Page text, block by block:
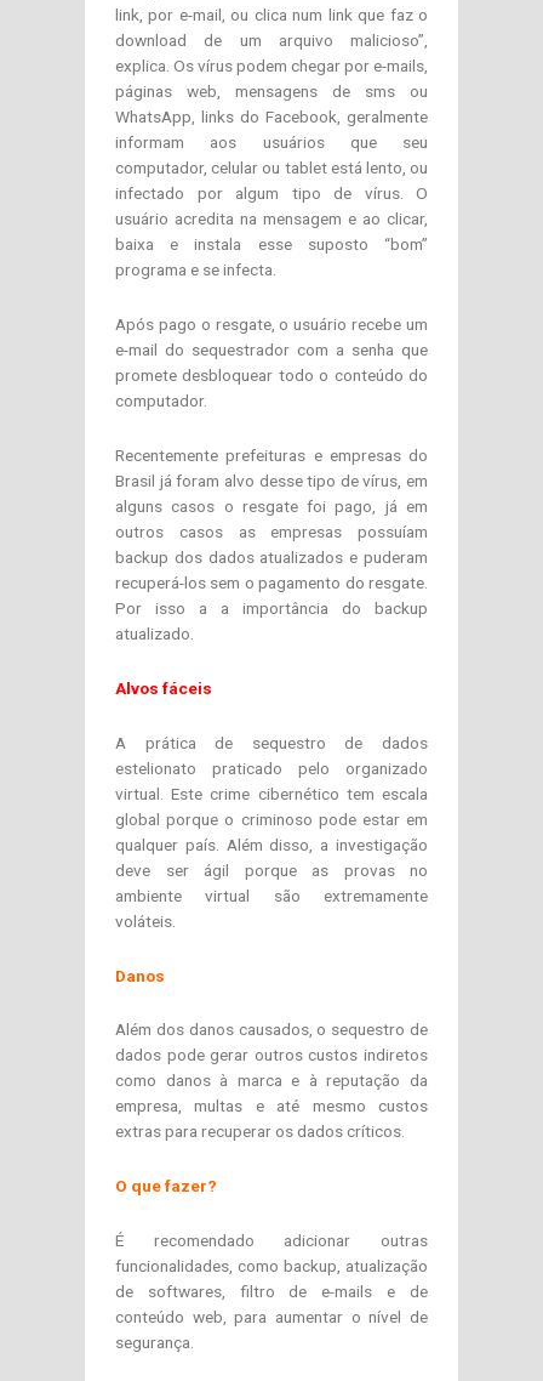
link, por e-mail, ou clica num link que faz o
download de um arquivo malicioso”,
explica. Os vírus podem chegar por e-mails,
páginas web, mensagens de sms ou
WhatsApp, links do Facebook, geralmente
informam aos usuários que seu
computador, celular ou tablet está lento, ou
infectado por algum tipo de vírus. O
usuário acredita na mensagem e ao clicar,
baixa e instala esse suposto “bom”
programa e se infecta.
Após pago o resgate, o usuário recebe um
e-mail do sequestrador com a senha que
promete desbloquear todo o conteúdo do
computador.
Recentemente prefeituras e empresas do
Brasil já foram alvo desse tipo de vírus, em
alguns casos o resgate foi pago, já em
outros casos as empresas possuíam
backup dos dados atualizados e puderam
recuperá-los sem o pagamento do resgate.
Por isso a a importância do backup
atualizado.
Alvos fáceis
A prática de sequestro de dados
estelionato praticado pelo organizado
virtual. Este crime cibernético tem escala
global porque o criminoso pode estar em
qualquer país. Além disso, a investigação
deve ser ágil porque as provas no
ambiente virtual são extremamente
voláteis.
Danos
Além dos danos causados, o sequestro de
dados pode gerar outros custos indiretos
como danos à marca e à reputação da
empresa, multas e até mesmo custos
extras para recuperar os dados críticos.
O que fazer?
É recomendado adicionar outras
funcionalidades, como backup, atualização
de softwares, filtro de e-mails e de
conteúdo web, para aumentar o nível de
segurança.